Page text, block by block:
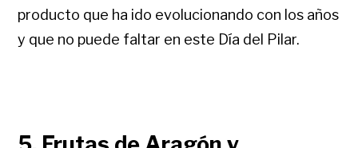
producto que ha ido evolucionando con los años
y que no puede faltar en este Día del Pilar.